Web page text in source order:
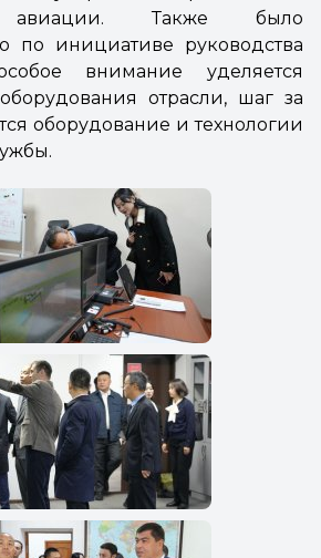
авиации. Также было
по инициативе руководства
внимание уделяется
отрасли, шаг за
оборудование и технологии